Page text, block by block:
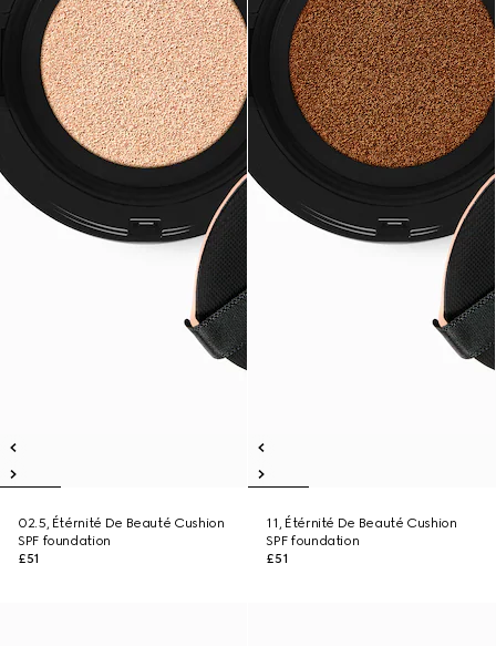
02.5, Étérnité De Beauté Cushion
SPF foundation
£51
11, Étérnité De Beauté Cushion
SPF foundation
£51